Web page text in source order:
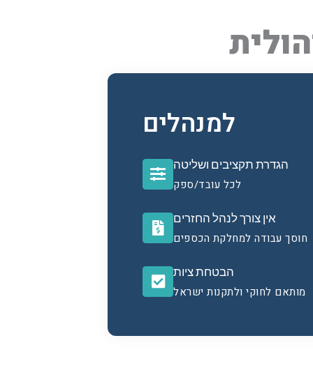
למנהלים
הגדרת תקציבים ושליטה
לכל עובד/ספק
אין צורך לנהל החזרים
חוסך עבודה למחלקת הכספים
הבטחת ציות
מותאם לחוקי ולתקנות ישראל